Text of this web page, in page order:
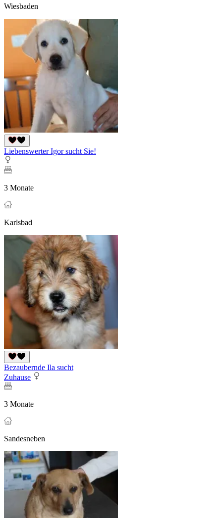
Wiesbaden
Liebenswerter Igor sucht Sie!
3 Monate
Karlsbad
Bezaubernde Ila sucht
Zuhause
3 Monate
Sandesneben